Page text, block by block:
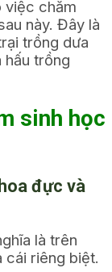
việc chăm
này. Đây là
trồng dưa
hấu trồng
sinh học
đực và
là trên
cái riêng biệt.